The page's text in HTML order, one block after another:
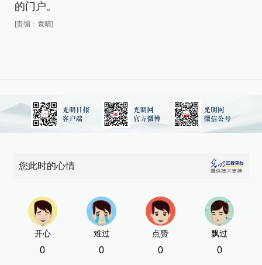
的门户。
[责编：袁晴]
您此时的心情
开心
0
难过
0
点赞
0
飘过
0